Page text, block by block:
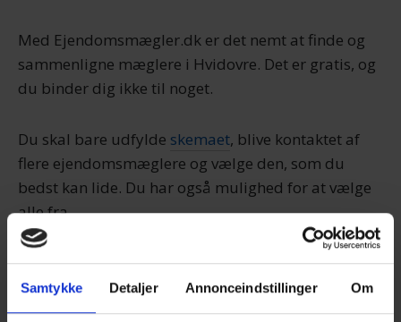
Samtykke Detaljer Annonceindstillinger Om
Med Ejendomsmægler.dk er det nemt at finde og
sammenligne mæglere i Hvidovre. Det er gratis, og
du binder dig ikke til noget.
Du skal bare udfylde skemaet, blive kontaktet af
flere ejendomsmæglere og vælge den, som du
bedst kan lide. Du har også mulighed for at vælge
alle fra.